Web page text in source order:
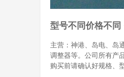
型号不同价格不
主营：神港、岛电、岛
调整器等。公司所有产
购买前请确认好规格、